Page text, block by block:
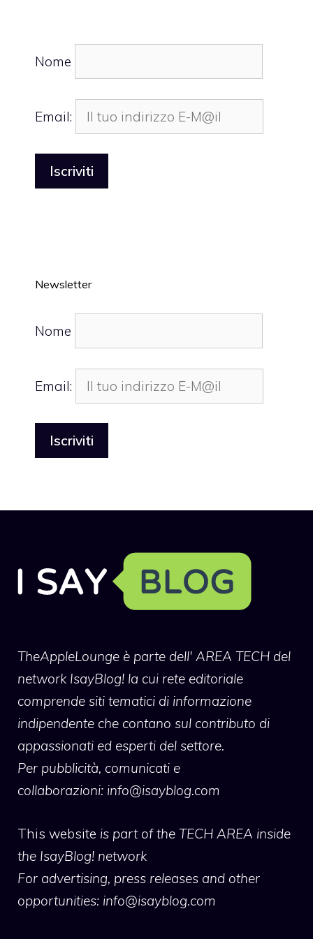
Nome
Email:
Newsletter
Nome
Email:
TheAppleLounge è parte dell' AREA TECH del
network IsayBlog! la cui rete editoriale
comprende siti tematici di informazione
indipendente che contano sul contributo di
appassionati ed esperti del settore.
Per pubblicità, comunicati e
collaborazioni: info@isayblog.com
This website is part of the TECH AREA inside
the IsayBlog! network
For advertising, press releases and other
opportunities: info@isayblog.com